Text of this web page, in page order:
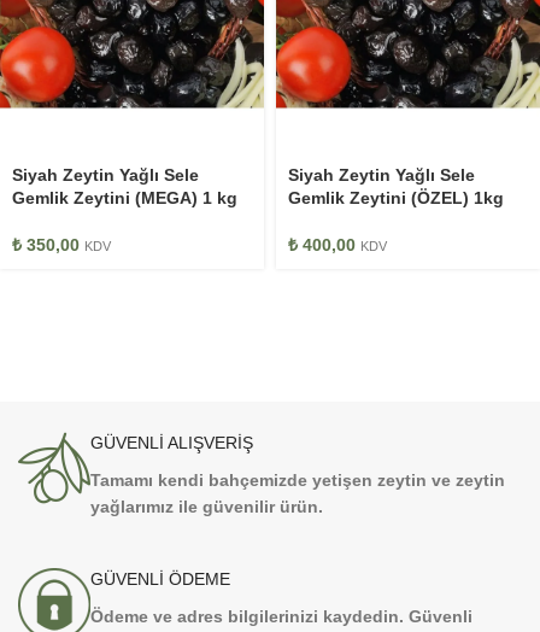
Siyah Zeytin Yağlı Sele
Gemlik Zeytini (MEGA) 1 kg
₺ 350,00 KDV
Siyah Zeytin Yağlı Sele
Gemlik Zeytini (ÖZEL) 1kg
₺ 400,00 KDV
GÜVENLİ ALIŞVERİŞ
Tamamı kendi bahçemizde yetişen zeytin ve zeytin
yağlarımız ile güvenilir ürün.
GÜVENLİ ÖDEME
Ödeme ve adres bilgilerinizi kaydedin. Güvenli